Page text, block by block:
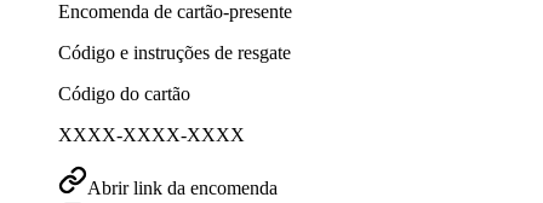
Encomenda de cartão-presente
Código e instruções de resgate
Código do cartão
XXXX-XXXX-XXXX
Abrir link da encomenda